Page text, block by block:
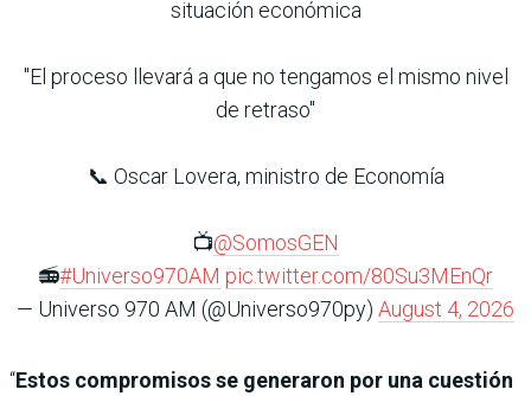
situación económica
"El proceso llevará a que no tengamos el mismo nivel
de retraso"
📞 Oscar Lovera, ministro de Economía
📺@SomosGEN
📻#Universo970AM pic.twitter.com/80Su3MEnQr
— Universo 970 AM (@Universo970py) August 4, 2026
“Estos compromisos se generaron por una cuestión